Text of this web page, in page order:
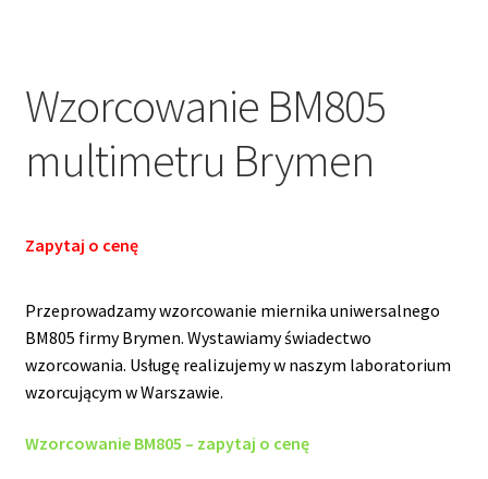
Wzorcowanie BM805
multimetru Brymen
Zapytaj o cenę
Przeprowadzamy wzorcowanie miernika uniwersalnego
BM805 firmy Brymen. Wystawiamy świadectwo
wzorcowania. Usługę realizujemy w naszym laboratorium
wzorcującym w Warszawie.
Wzorcowanie BM805 – zapytaj o cenę